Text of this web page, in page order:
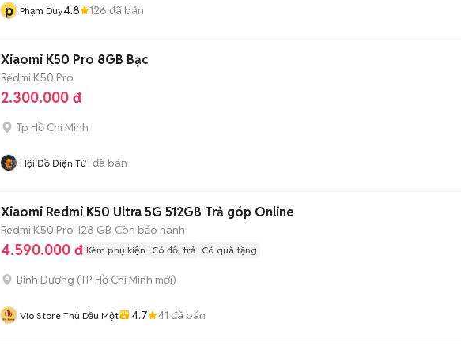
p Phạm Duy4.8 126 đã bán
Xiaomi K50 Pro 8GB Bạc
Redmi K50 Pro
2.300.000 đ
Tp Hồ Chí Minh
Hội Đồ Điện Tử1 đã bán
Xiaomi Redmi K50 Ultra 5G 512GB Trả góp Online
Redmi K50 Pro 128 GB Còn bảo hành
4.590.000 đ Kèm phụ kiện Có đổi trả Có quà tặng
Bình Dương (TP Hồ Chí Minh mới)
Vio Store Thủ Dầu Một 4.7 41 đã bán